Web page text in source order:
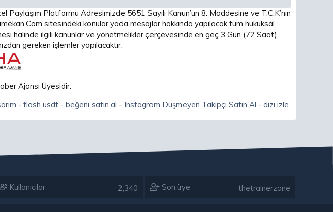
Platformu Adresimizde 5651 Sayılı Kanun’un 8. Maddesine ve T.C.K’nın
sitesindeki konular yada mesajlar hakkında yapılacak tüm hukuksal
halinde ilgili kanunlar ve yönetmelikler çerçevesinde en geç 3 Gün (72 Saat)
gereken işlemler yapılacaktır.
Ajansı Üyesidir.
- flash usdt- beğeni satın al - Instagram Düşmeyen Takipçi Satın Al - dizi izle
Kullanıcılar 2,340 Son üye thetrainerzone